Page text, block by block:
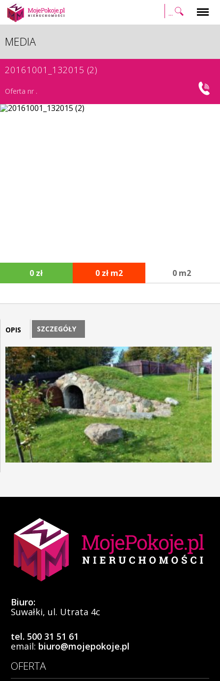
Szukaj
MEDIA
20161001_132015 (2)
Oferta nr .
0 zł 0 zł m2 0 m2
OPIS SZCZEGÓŁY
Biuro:
Suwałki, ul. Utrata 4c
tel. 500 31 51 61
email: biuro@mojepokoje.pl
OFERTA